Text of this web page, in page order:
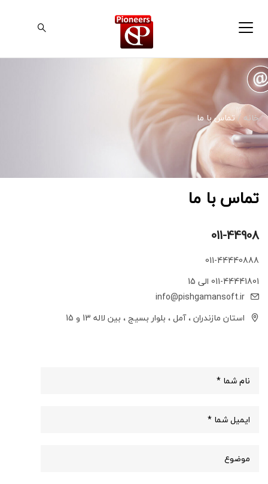
خانه/تماس با ما
تماس با ما
011-44908
011-44440888
011-44441801 الی 15
info@pishgamansoft.ir
استان مازندران ، آمل ، بلوار بسیج ، بین لاله 13 و 15